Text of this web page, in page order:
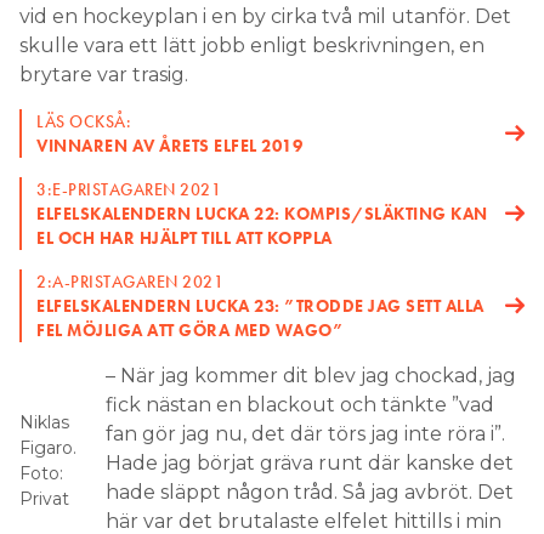
Search for:
SEARCH
vid en hockeyplan i en by cirka två mil utanför. Det
skulle vara ett lätt jobb enligt beskrivningen, en
brytare var trasig.
LÄS OCKSÅ:
VINNAREN AV ÅRETS ELFEL 2019
3:E-PRISTAGAREN 2021
ELFELSKALENDERN LUCKA 22: KOMPIS/SLÄKTING KAN
EL OCH HAR HJÄLPT TILL ATT KOPPLA
2:A-PRISTAGAREN 2021
ELFELSKALENDERN LUCKA 23: ”TRODDE JAG SETT ALLA
FEL MÖJLIGA ATT GÖRA MED WAGO”
Niklas
Figaro.
Foto:
Privat
– När jag kommer dit blev jag chockad, jag
fick nästan en blackout och tänkte ”vad
fan gör jag nu, det där törs jag inte röra i”.
Hade jag börjat gräva runt där kanske det
hade släppt någon tråd. Så jag avbröt. Det
här var det brutalaste elfelet hittills i min